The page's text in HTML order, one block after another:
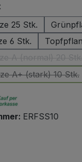
25 Stk.
6 Stk.
A+ (stark) 10 Stk.
(Diese Option ist
ERFSS10